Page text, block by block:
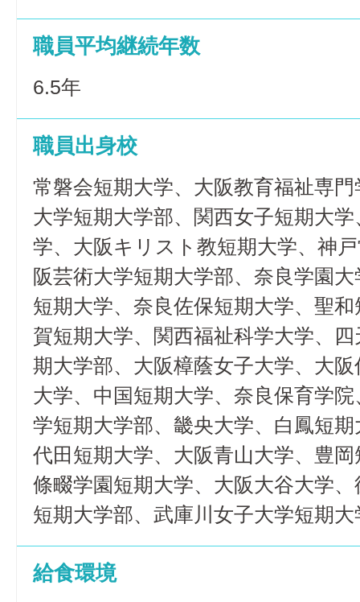
職員平均継続年数
6.5年
職員出身校
常磐会短期大学、大阪教育福祉専
大学短期大学部、関西女子短期大
学、大阪キリスト教短期大学、神
阪芸術大学短期大学部、奈良学園
短期大学、奈良佐保短期大学、聖
賀短期大学、関西福祉科学大学、
期大学部、大阪樟蔭女子大学、大
大学、中国短期大学、奈良保育学
学短期大学部、畿央大学、白鳳短
代田短期大学、大阪青山大学、豊
條畷学園短期大学、大阪大谷大学
短期大学部、武庫川女子大学短期大
給食環境